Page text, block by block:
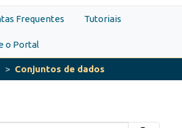
Frequentes Tutoriais
o Portal
Conjuntos de dados